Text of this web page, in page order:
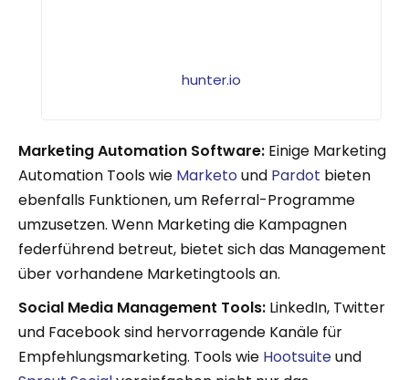
hunter.io
Marketing Automation Software: Einige Marketing
Automation Tools wie Marketo und Pardot bieten
ebenfalls Funktionen, um Referral-Programme
umzusetzen. Wenn Marketing die Kampagnen
federführend betreut, bietet sich das Management
über vorhandene Marketingtools an.
Social Media Management Tools: LinkedIn, Twitter
und Facebook sind hervorragende Kanäle für
Empfehlungsmarketing. Tools wie Hootsuiteund